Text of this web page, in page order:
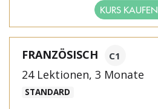
KURS KAUFEN
FRANZÖSISCH C1
24 Lektionen, 3 Monate
STANDARD